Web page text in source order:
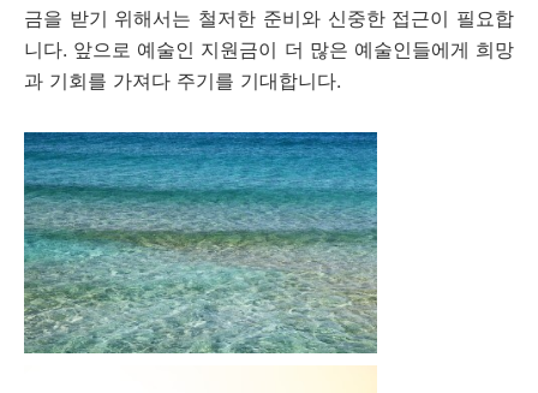
금을 받기 위해서는 철저한 준비와 신중한 접근이 필요합
니다. 앞으로 예술인 지원금이 더 많은 예술인들에게 희망
과 기회를 가져다 주기를 기대합니다.